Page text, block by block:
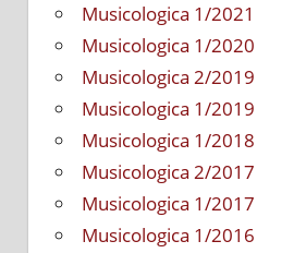
Musicologica 1/2021
Musicologica 1/2020
Musicologica 2/2019
Musicologica 1/2019
Musicologica 1/2018
Musicologica 2/2017
Musicologica 1/2017
Musicologica 1/2016